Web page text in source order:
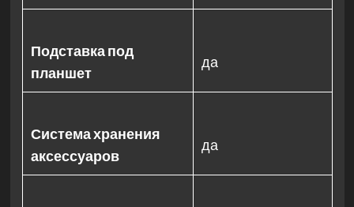
Подставка под
планшет
да
Система хранения
аксессуаров
да